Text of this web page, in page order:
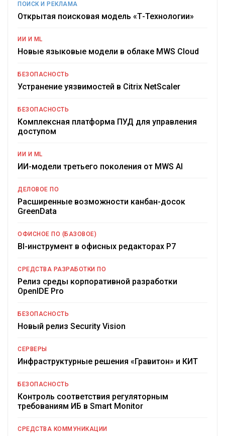
ПОИСК И РЕКЛАМА
Открытая поисковая модель «Т-Технологии»
ИИ И ML
Новые языковые модели в облаке MWS Cloud
БЕЗОПАСНОСТЬ
Устранение уязвимостей в Citrix NetScaler
БЕЗОПАСНОСТЬ
Комплексная платформа ПУД для управления
доступом
ИИ И ML
ИИ-модели третьего поколения от MWS AI
ДЕЛОВОЕ ПО
Расширенные возможности канбан-досок
GreenData
ОФИСНОЕ ПО (БАЗОВОЕ)
BI-инструмент в офисных редакторах Р7
СРЕДСТВА РАЗРАБОТКИ ПО
Релиз среды корпоративной разработки
OpenIDE Pro
БЕЗОПАСНОСТЬ
Новый релиз Security Vision
СЕРВЕРЫ
Инфраструктурные решения «Гравитон» и КИТ
БЕЗОПАСНОСТЬ
Контроль соответствия регуляторным
требованиям ИБ в Smart Monitor
СРЕДСТВА КОММУНИКАЦИИ